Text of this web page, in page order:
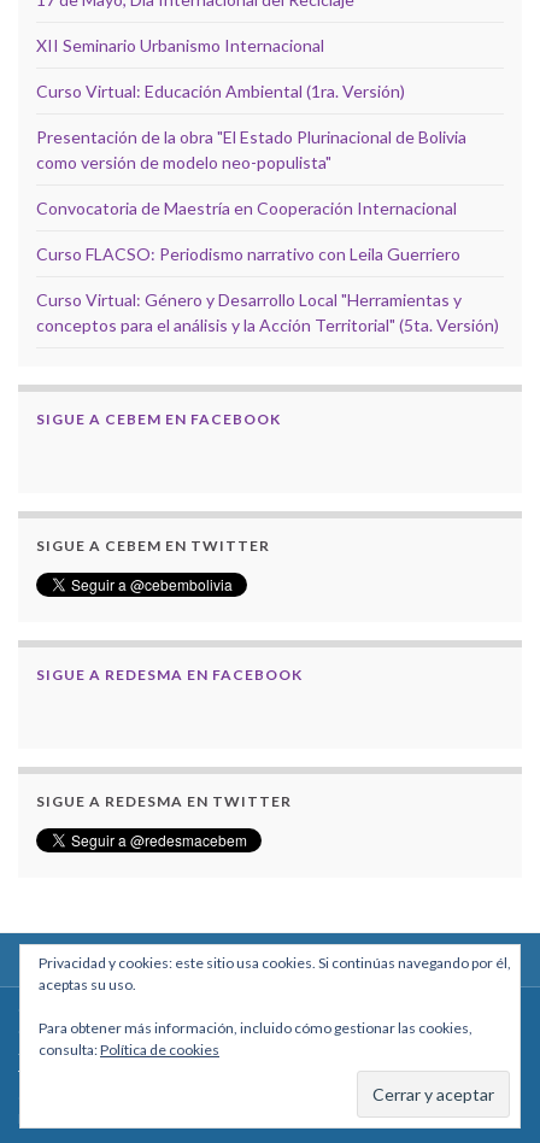
XII Seminario Urbanismo Internacional
Curso Virtual: Educación Ambiental (1ra. Versión)
Presentación de la obra "El Estado Plurinacional de Bolivia
como versión de modelo neo-populista"
Convocatoria de Maestría en Cooperación Internacional
Curso FLACSO: Periodismo narrativo con Leila Guerriero
Curso Virtual: Género y Desarrollo Local "Herramientas y
conceptos para el análisis y la Acción Territorial" (5ta. Versión)
SIGUE A CEBEM EN FACEBOOK
SIGUE A CEBEM EN TWITTER
SIGUE A REDESMA EN FACEBOOK
SIGUE A REDESMA EN TWITTER
Calle Macario Pinilla # 2588 esq. Av. Arce, Edificio Arcadia, Mezzanine, Of. 101
- La Paz, Bolivia
Teléfono: +591 2431818 - Celular: +591 73027636
Privacidad y cookies: este sitio usa cookies. Si continúas navegando por él,
aceptas su uso.
Para obtener más información, incluido cómo gestionar las cookies,
consulta:Política de cookies